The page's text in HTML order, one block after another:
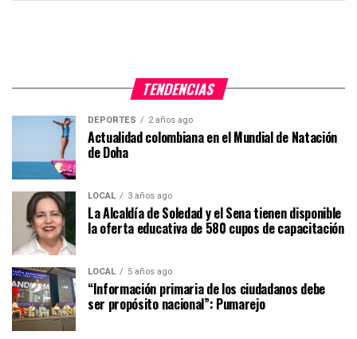
TENDENCIAS
DEPORTES 2 años ago
Actualidad colombiana en el Mundial de Natación
de Doha
LOCAL 3 años ago
La Alcaldía de Soledad y el Sena tienen disponible
la oferta educativa de 580 cupos de capacitación
LOCAL 5 años ago
“Información primaria de los ciudadanos debe
ser propósito nacional”: Pumarejo